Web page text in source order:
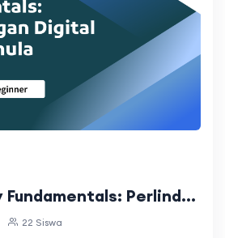
Cybersecurity Fundamentals: Perlindungan Digital untuk Pemula
22 Siswa